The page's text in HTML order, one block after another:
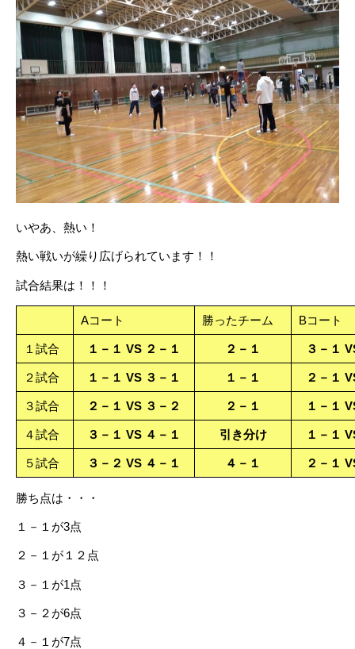
いやあ、熱い！
熱い戦いが繰り広げられています！！
試合結果は！！！
Aコート 勝ったチーム Bコート
１試合 １－１ VS ２－１ ２－１ ３－１
２試合 １－１ VS ３－１ １－１ ２－１
３試合 ２－１ VS ３－２ ２－１ １－１
４試合 ３－１ VS ４－１ 引き分け １－１
５試合 ３－２ VS ４－１ ４－１ ２－１
勝ち点は・・・
１－１が3点
２－１が１２点
３－１が1点
３－２が6点
４－１が7点